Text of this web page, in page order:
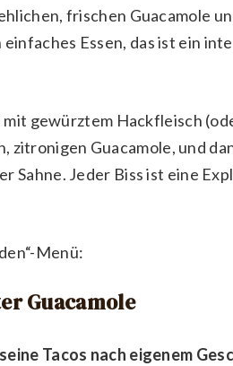
frischen Guacamole
Essen, das ist ein
gewürztem Hackfleisch
zitronigen Guacamole, und
Sahne. Jeder Biss ist eine
Menü:
Guacamole
Tacos nach eigenem